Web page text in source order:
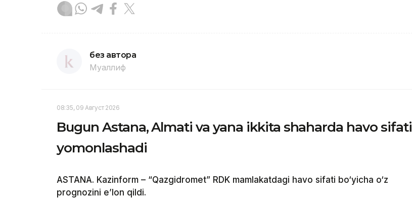
без автора
Муаллиф
08:35, 09 Август 2026
Bugun Astana, Almati va yana ikkita shaharda havo sifati
yomonlashadi
ASTANA. Kazinform – “Qazgidromet” RDK mamlakatdagi havo sifati bo‘yicha o‘z
prognozini e’lon qildi.